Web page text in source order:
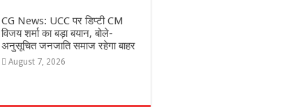
CG News: UCC पर डिप्टी CM
विजय शर्मा का बड़ा बयान, बोले-
अनुसूचित जनजाति समाज रहेगा बाहर
August 7, 2026